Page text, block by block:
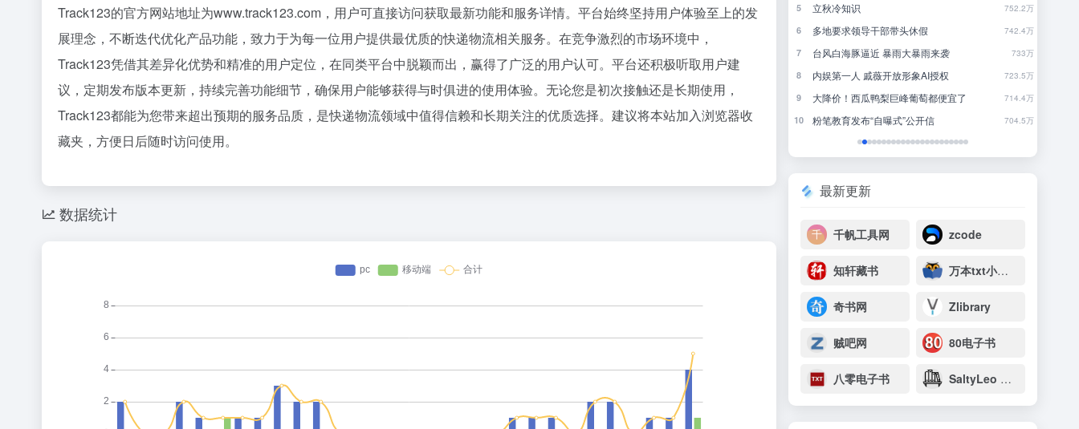
Track123的官方网站地址为www.track123.com，用户可直接访问获取最新功能和服务详情。平台始终坚持用户体验至上的发
展理念，不断迭代优化产品功能，致力于为每一位用户提供最优质的快递物流相关服务。在竞争激烈的市场环境中，
Track123凭借其差异化优势和精准的用户定位，在同类平台中脱颖而出，赢得了广泛的用户认可。平台还积极听取用户建
议，定期发布版本更新，持续完善功能细节，确保用户能够获得与时俱进的使用体验。无论您是初次接触还是长期使用，
Track123都能为您带来超出预期的服务品质，是快递物流领域中值得信赖和长期关注的优质选择。建议将本站加入浏览器收
藏夹，方便日后随时访问使用。
数据统计
5 DeepSeek刚宣布涨价，小扎立马“拼命”：Meta新模型打出更低骨折价，但要一点“数据税” 14
6 花800块钱找点罪受
DeepSeek也扛不住了？API降价后又将大幅涨价
谷歌最重要的人，离职去做的“Loop”有多重要？ 26
10 23岁OpenAI天才少女，也走了 3
5 立秋冷知识
多地要求领导干部带头休假
内娱第一人 戚薇开放形象AI授权
9 大降价！西瓜鸭梨巨峰葡萄都便宜了
10 粉笔教育发布“自曝式”公开信
5 590.8万
6 《原神》奥黛塔角色PV——「柔雪的幻象」 134.8万
7 还来！！！！！！！！！！！ 255.7万
8 大家还想看我搬空什么店 828.1万
9 欢迎来到研究生的世界 616.8万
10 360.7万
最新更新
千帆工具网 zcode
知轩藏书 万本txt小说下载网
奇书网 Zlibrary
贼吧网 80电子书
八零电子书 SaltyLeo 的书架